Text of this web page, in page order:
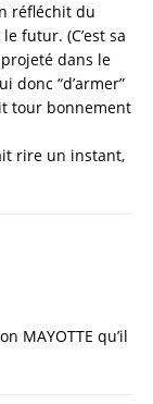
réfléchit du
futur. (C’est sa
dans le
“d’armer”
tour bonnement
rire un instant,
MAYOTTE qu’il